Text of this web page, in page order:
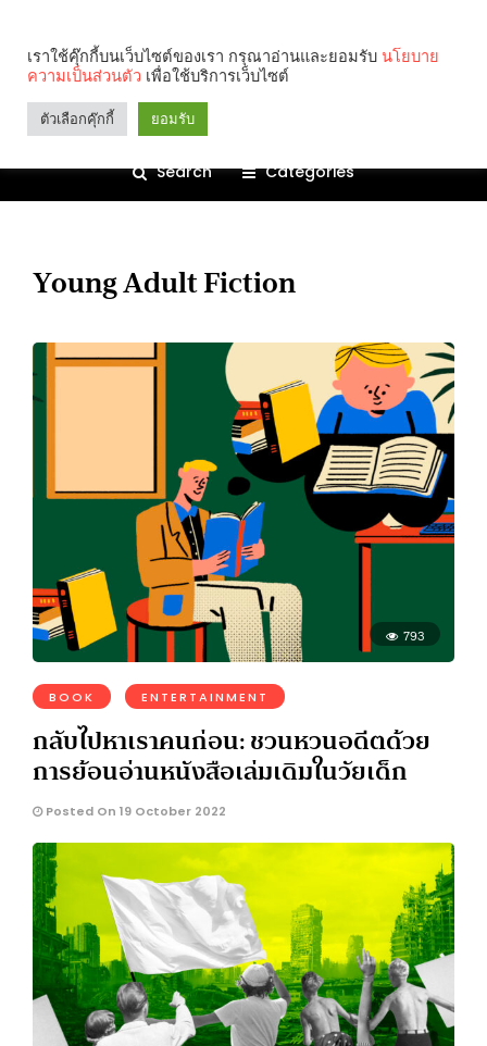
Search Categories
Young Adult Fiction
793
BOOK ENTERTAINMENT
กลับไปหาเราคนก่อน: ชวนหวนอดีตด้วย
การย้อนอ่านหนังสือเล่มเดิมในวัยเด็ก
Posted On 19 October 2022
เราใช้คุ๊กกี้บนเว็บไซต์ของเรา กรุณาอ่านและยอมรับ นโยบาย
ความเป็นส่วนตัว เพื่อใช้บริการเว็บไซต์
ตัวเลือกคุ๊กกี้ ยอมรับ